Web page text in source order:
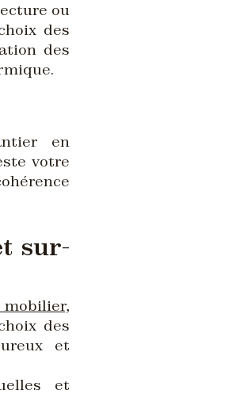
ou
des
des
en
votre
sur-
des
et
et